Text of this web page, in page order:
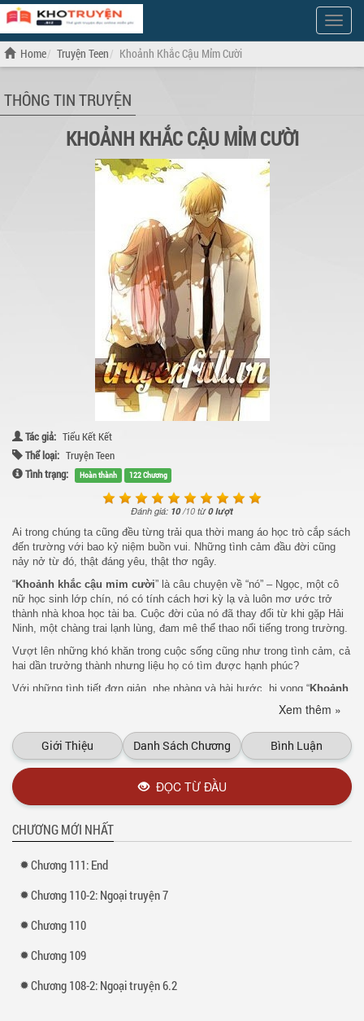
Show
Menu
Home Truyện Teen Khoảnh Khắc Cậu Mỉm Cười
THÔNG TIN TRUYỆN
KHOẢNH KHẮC CẬU MỈM CƯỜI
Tác giả: Tiểu Kết Kết
Thể loại: Truyện Teen
Tình trạng:
Hoàn thành 122 Chương
Đánh giá: 10/10 từ0 lượt
Ai trong chúng ta cũng đều từng trải qua thời mang áo học trò cắp sách
đến trường với bao kỷ niệm buồn vui. Những tình cảm đầu đời cũng
nảy nở từ đó, thật đáng yêu, thật thơ ngây.
“Khoảnh khắc cậu mỉm cười” là câu chuyện về “nó” – Ngọc, một cô
nữ học sinh lớp chín, nó có tính cách hơi kỳ lạ và luôn mơ ước trở
thành nhà khoa học tài ba. Cuộc đời của nó đã thay đổi từ khi gặp Hải
Ninh, một chàng trai lạnh lùng, đam mê thể thao nổi tiếng trong trường.
Vượt lên những khó khăn trong cuộc sống cũng như trong tình cảm, cả
hai dần trưởng thành nhưng liệu họ có tìm được hạnh phúc?
Với những tình tiết đơn giản, nhẹ nhàng và hài hước, hi vọng “Khoảnh
” sẽ được bạn đọc đón nhận và ủng hộ ^_^Xem thêm »
Giới Thiệu Danh Sách Chương Bình Luận
ĐỌC TỪ ĐẦU
CHƯƠNG MỚI NHẤT
Chương 111: End
Chương 110-2: Ngoại truyện 7
Chương 110
Chương 109
Chương 108-2: Ngoại truyện 6.2